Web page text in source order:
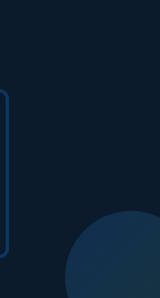
특수 코팅 공법을 개발하여 규조토의 흡수
뚜누: 프리미엄 규조토 발매트로 완성하는 공
이라는 강한 신뢰를 가지고 있습니다. 또한,
각 디자인에 담긴 스토리와 디자이너의 의도